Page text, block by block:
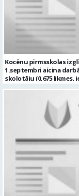
pedagoģijā vai
normatīvajiem aktiem
izglītības principiem
pirmsskolā Prasme
atbalstu bērniem
darbā ar bērniem,
pacietība un augsta
zināšanas atbilstoši
informācijas un
pienākumu veikšanai. mēs piedāvājam: Darbu uz nenoteiktu laiku 30
stundas nedēļā (1
nomaksas (t.sk.
polisi Profesionālās
radošu un atbalstošu darba vidi
darbības aprakstu
iesniegt līdz 2026.
Tālrunis uzziņai: 29182105. Profesija: SPECIĀLAIS PEDAGOGS
vietas adrese: LATVIJA,
Darbības joma:
līdz: 2026-08-17
Kocēnu pirmsskolas
1.septembri aicina
skolotāju (0,675 likmes,
Darba vieta: Kalna iela
vecumam atbilstošu
dinamikas izpēti;
svētkus, tematiskus
plānot savu darbību,
dokumentāciju,
plānošanā un īstenošanā
izglītība atbilstoši
“Noteikumi par
kvalifikāciju un
kārtību”; pieredze
atbilstoši Valsts
(veidlapa Nr.027/u) ar